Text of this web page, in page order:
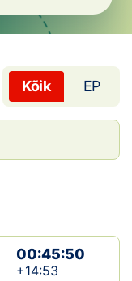
Kõik EP
00:45:50
+14:53